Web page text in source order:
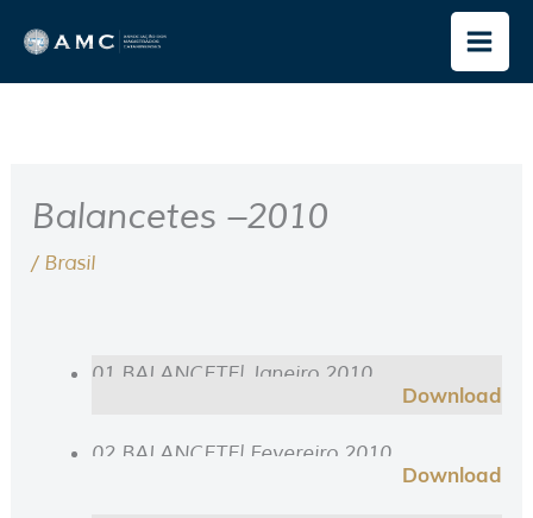
para
o
Balancetes –2010
/ Brasil
01 BALANCETE| Janeiro 2010
Download
02 BALANCETE| Fevereiro 2010
Download